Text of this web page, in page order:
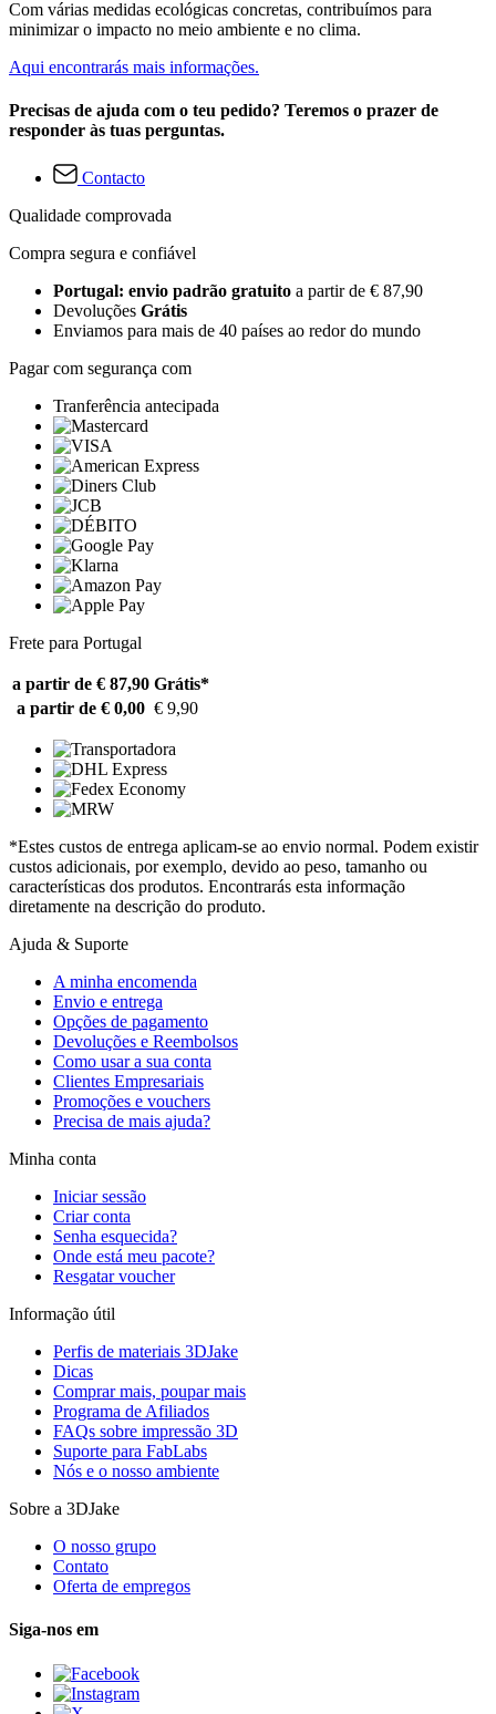
Com várias medidas ecológicas concretas, contribuímos para
minimizar o impacto no meio ambiente e no clima.
Aqui encontrarás mais informações.
Precisas de ajuda com o teu pedido? Teremos o prazer de
responder às tuas perguntas.
Contacto
Qualidade comprovada
Compra segura e confiável
Portugal: envio padrão gratuito a partir de € 87,90
Devoluções Grátis
Enviamos para mais de 40 países ao redor do mundo
Pagar com segurança com
Tranferência antecipada
Frete para Portugal
a partir de € 87,90 Grátis*
a partir de € 0,00 € 9,90
*Estes custos de entrega aplicam-se ao envio normal. Podem existir
custos adicionais, por exemplo, devido ao peso, tamanho ou
características dos produtos. Encontrarás esta informação
diretamente na descrição do produto.
Ajuda & Suporte
A minha encomenda
Envio e entrega
Opções de pagamento
Devoluções e Reembolsos
Como usar a sua conta
Clientes Empresariais
Promoções e vouchers
Precisa de mais ajuda?
Minha conta
Iniciar sessão
Criar conta
Senha esquecida?
Onde está meu pacote?
Resgatar voucher
Informação útil
Perfis de materiais 3DJake
Dicas
Comprar mais, poupar mais
Programa de Afiliados
FAQs sobre impressão 3D
Suporte para FabLabs
Nós e o nosso ambiente
Sobre a 3DJake
O nosso grupo
Contato
Oferta de empregos
Siga-nos em